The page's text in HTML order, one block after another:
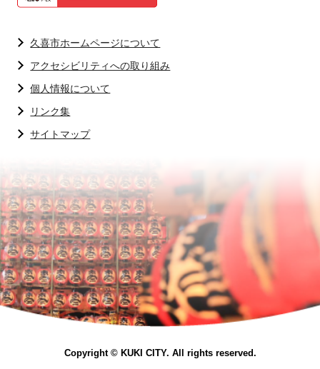
久喜市ホームページについて
アクセシビリティへの取り組み
個人情報について
リンク集
サイトマップ
Copyright © KUKI CITY. All rights reserved.